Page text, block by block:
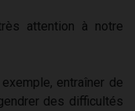
attention à notre
entraîner de
des difficultés